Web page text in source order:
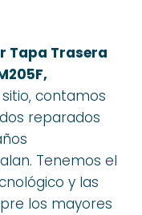
Tapa Trasera
contamos
reparados
Tenemos el
y las
los mayores